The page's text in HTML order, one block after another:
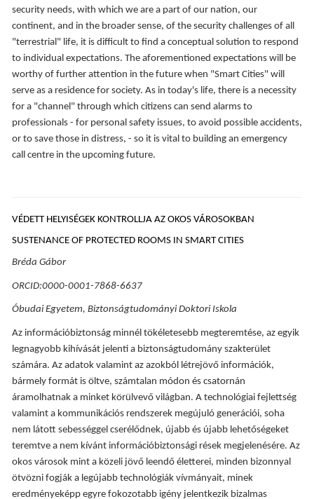
security needs, with which we are a part of our nation, our
continent, and in the broader sense, of the security challenges of all
"terrestrial" life, it is difficult to find a conceptual solution to respond
to individual expectations. The aforementioned expectations will be
worthy of further attention in the future when "Smart Cities" will
serve as a residence for society. As in today's life, there is a necessity
for a "channel" through which citizens can send alarms to
professionals - for personal safety issues, to avoid possible accidents,
or to save those in distress, - so it is vital to building an emergency
call centre in the upcoming future.
VÉDETT HELYISÉGEK KONTROLLJA AZ OKOS VÁROSOKBAN
SUSTENANCE OF PROTECTED ROOMS IN SMART CITIES
Bréda Gábor
ORCID:0000-0001-7868-6637
Óbudai Egyetem, Biztonságtudományi Doktori Iskola
Az információbiztonság minnél tökéletesebb megteremtése, az egyik
legnagyobb kihívását jelenti a biztonságtudomány szakterület
számára. Az adatok valamint az azokból létrejövő információk,
bármely formát is öltve, számtalan módon és csatornán
áramolhatnak a minket körülvevő világban. A technológiai fejlettség
valamint a kommunikációs rendszerek megújuló generációi, soha
nem látott sebességgel cserélődnek, újabb és újabb lehetőségeket
teremtve a nem kívánt információbiztonsági rések megjelenésére. Az
okos városok mint a közeli jövő leendő életterei, minden bizonnyal
ötvözni fogják a legújabb technológiák vívmányait, minek
eredményeképp egyre fokozotabb igény jelentkezik bizalmas